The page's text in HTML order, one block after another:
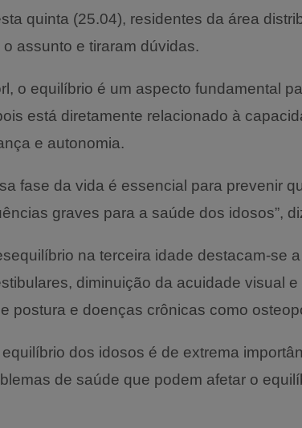
quinta (25.04), residentes da área
assunto e tiraram dúvidas.
o equilíbrio é um aspecto fundamental
está diretamente relacionado à
e autonomia.
fase da vida é essencial para prevenir
graves para a saúde dos idosos”,
na terceira idade destacam-se
diminuição da acuidade visual e
postura e doenças crônicas como
dos idosos é de extrema
de saúde que podem afetar o